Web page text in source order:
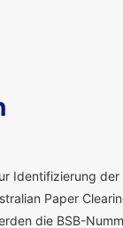
Identifizierung
Paper
die BSB-